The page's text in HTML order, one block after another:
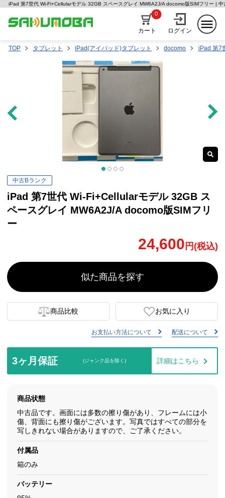
iPad 第7世代 Wi-Fi+Cellularモデル 32GB スペースグレイ MW6A2J/A docomo版SIMフリー | 中
カート
0
ログイン
TOP タブレット iPad(アイパッド)タブレット docomo iPad 第7
中古Bランク
iPad 第7世代 Wi-Fi+Cellularモデル 32GB ス
ペースグレイ MW6A2J/A docomo版SIMフリ
ー
24,600 円(税込)
似た商品を探す
商品比較 お気に入り
お支払い方法について 配送について
3ヶ月保証 (ジャンク品を除く) 詳細はこちら
商品状態
中古品です。画面には多数の擦り傷があり、フレームには小
傷、背面にも擦り傷がございます。写真ではすべての部分を
写しきれない場合がありますので、ご了承ください。
付属品
箱のみ
バッテリー